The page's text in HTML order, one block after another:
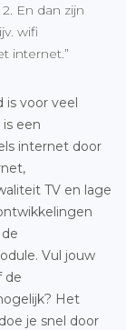
En dan zijn
wifi
internet.”
is voor veel
een
internet door
TV en lage
Vul jouw
de
Het
je snel door